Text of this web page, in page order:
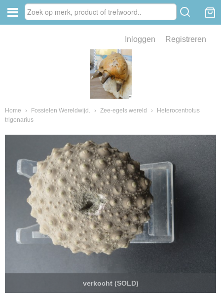
Inloggen Registreren
Home › Fossielen Wereldwijd. › Zee-egels wereld ›
Heterocentrotus
trigonarius
verkocht (SOLD)
van fossielen en mineralen